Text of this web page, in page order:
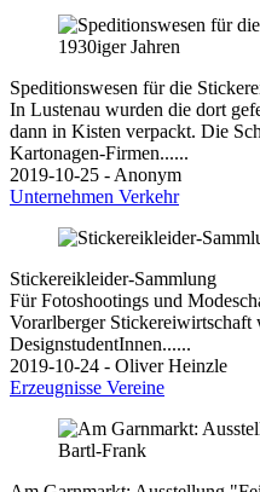
Speditionswesen für die
In Lustenau wurden die dort
dann in Kisten verpackt. Die
Kartonagen-Firmen......
2019-10-25 - Anonym
Unternehmen Verkehr
Stickereikleider-Sammlung
Für Fotoshootings und
Vorarlberger Stickereiwirtschaft
DesignstudentInnen......
2019-10-24 - Oliver Heinzle
Erzeugnisse Vereine